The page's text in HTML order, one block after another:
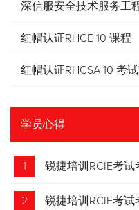
深信服安全技术服务工
红帽认证RHCE 10 课程
红帽认证RHCSA 10 考
学员心得
1 锐捷培训RCIE考
2 锐捷培训RCIE考